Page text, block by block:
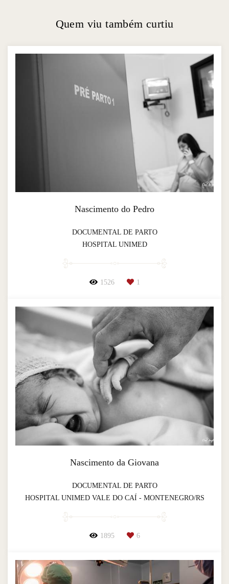
Quem viu também curtiu
Nascimento do Pedro
DOCUMENTAL DE PARTO
HOSPITAL UNIMED
1526 1
Nascimento da Giovana
DOCUMENTAL DE PARTO
HOSPITAL UNIMED VALE DO CAÍ - MONTENEGRO/RS
1895 6